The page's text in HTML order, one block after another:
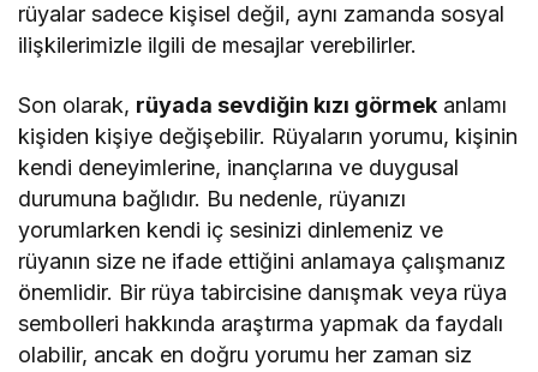
rüyalar sadece kişisel değil, aynı zamanda sosyal
ilişkilerimizle ilgili de mesajlar verebilirler.
Son olarak, rüyada sevdiğin kızı görmek anlamı
kişiden kişiye değişebilir. Rüyaların yorumu, kişinin
kendi deneyimlerine, inançlarına ve duygusal
durumuna bağlıdır. Bu nedenle, rüyanızı
yorumlarken kendi iç sesinizi dinlemeniz ve
rüyanın size ne ifade ettiğini anlamaya çalışmanız
önemlidir. Bir rüya tabircisine danışmak veya rüya
sembolleri hakkında araştırma yapmak da faydalı
olabilir, ancak en doğru yorumu her zaman siz